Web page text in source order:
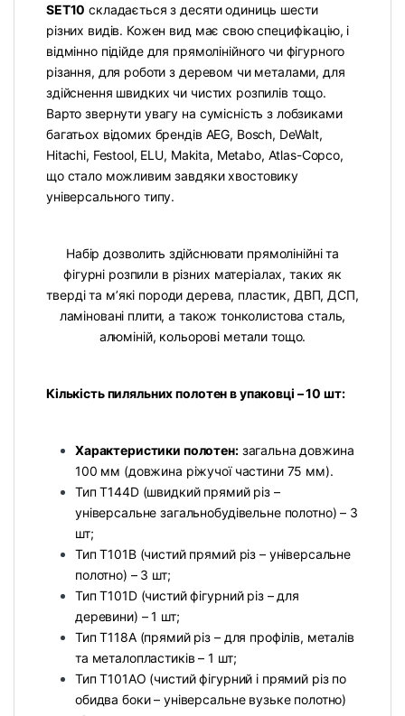
SET10 складається з десяти одиниць шести
різних видів. Кожен вид має свою специфікацію, і
відмінно підійде для прямолінійного чи фігурного
різання, для роботи з деревом чи металами, для
здійснення швидких чи чистих розпилів тощо.
Варто звернути увагу на сумісність з лобзиками
багатьох відомих брендів AEG, Bosch, DeWalt,
Hitachi, Festool, ELU, Makita, Metabo, Atlas-Copco,
що стало можливим завдяки хвостовику
універсального типу.
Набір дозволить здійснювати прямолінійні та
фігурні розпили в різних матеріалах, таких як
тверді та м’які породи дерева, пластик, ДВП, ДСП,
ламіновані плити, а також тонколистова сталь,
алюміній, кольорові метали тощо.
Кількість пиляльних полотен в упаковці – 10 шт:
Характеристики полотен:загальна довжина
100 мм (довжина ріжучої частини 75 мм).
Тип Т144D (швидкий прямий різ –
універсальне загальнобудівельне полотно) – 3
шт;
Тип Т101В (чистий прямий різ – універсальне
полотно) – 3 шт;
Тип Т101D (чистий фігурний різ – для
деревини) – 1 шт;
Тип Т118А (прямий різ – для профілів, металів
та металопластиків – 1 шт;
Тип Т101АО (чистий фігурний і прямий різ по
обидва боки – універсальне вузьке полотно)